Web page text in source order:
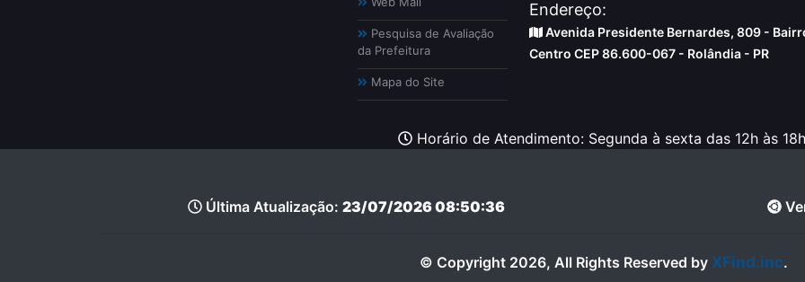
Pesquisa de Avaliação
da Prefeitura
Mapa do Site
Endereço:
Avenida Presidente Bernardes, 809 -
Centro CEP 86.600-067 - Rolândia - PR
Horário de Atendimento: Segunda à sexta das 12h às
Última Atualização: 23/07/2026 08:50:36
© Copyright 2026, All Rights Reserved by XFind.inc.